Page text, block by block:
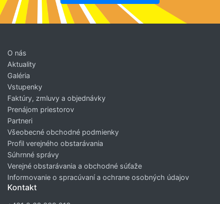
O nás
Aktuality
Galéria
Vstupenky
Faktúry, zmluvy a objednávky
Prenájom priestorov
Partneri
Všeobecné obchodné podmienky
Profil verejného obstarávania
Súhrnné správy
Verejné obstarávania a obchodné súťaže
Informovanie o spracúvaní a ochrane osobných údajov
Kontakt